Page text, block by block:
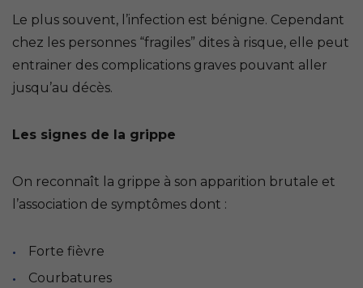
Le plus souvent, l’infection est bénigne. Cependant
chez les personnes “fragiles” dites à risque, elle peut
entrainer des complications graves pouvant aller
jusqu’au décès.
Les signes de la grippe
On reconnaît la grippe à son apparition brutale et
l’association de symptômes dont :
Forte fièvre
Courbatures